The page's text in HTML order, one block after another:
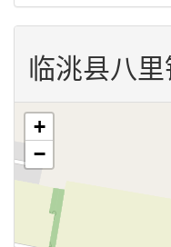
临洮县八
+
−